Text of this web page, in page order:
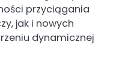
przyciągania
jak i nowych
dynamicznej